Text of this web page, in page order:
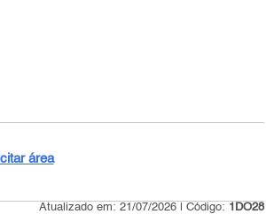
área
Atualizado em: 21/07/2026 | Código: 1DO28